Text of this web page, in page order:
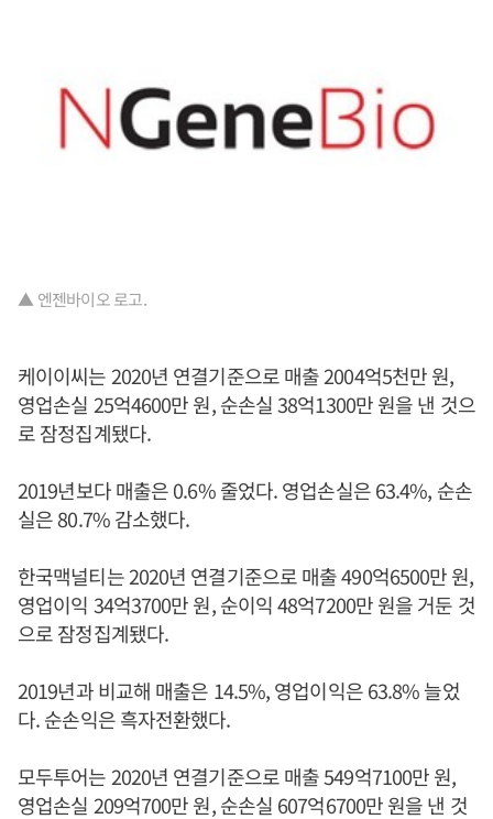
▲ 엔젠바이오 로고.
케이이씨는 2020년 연결기준으로 매출 2004억5천만 원,
영업손실 25억4600만 원, 순손실 38억1300만 원을 낸 것으
로 잠정집계됐다.
2019년보다 매출은 0.6% 줄었다. 영업손실은 63.4%, 순손
실은 80.7% 감소했다.
한국맥널티는 2020년 연결기준으로 매출 490억6500만 원,
영업이익 34억3700만 원, 순이익 48억7200만 원을 거둔 것
으로 잠정집계됐다.
2019년과 비교해 매출은 14.5%, 영업이익은 63.8% 늘었
다. 순손익은 흑자전환했다.
모두투어는 2020년 연결기준으로 매출 549억7100만 원,
영업손실 209억700만 원, 순손실 607억6700만 원을 낸 것